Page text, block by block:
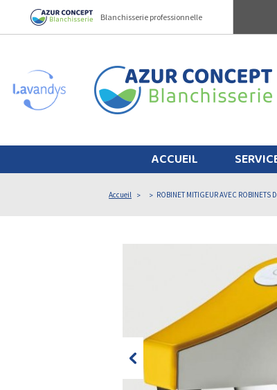
Blanchisserie professionnelle
ACCUEIL
Accueil ROBINET MITIGEUR AVEC ROBINETS
Panneau de gestion des cookies